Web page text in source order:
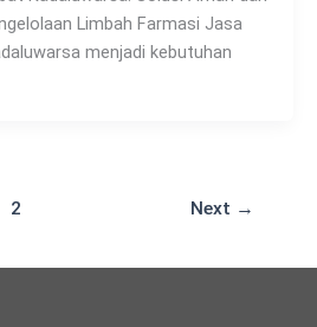
Limbah Farmasi Jasa
menjadi kebutuhan
2 Next →